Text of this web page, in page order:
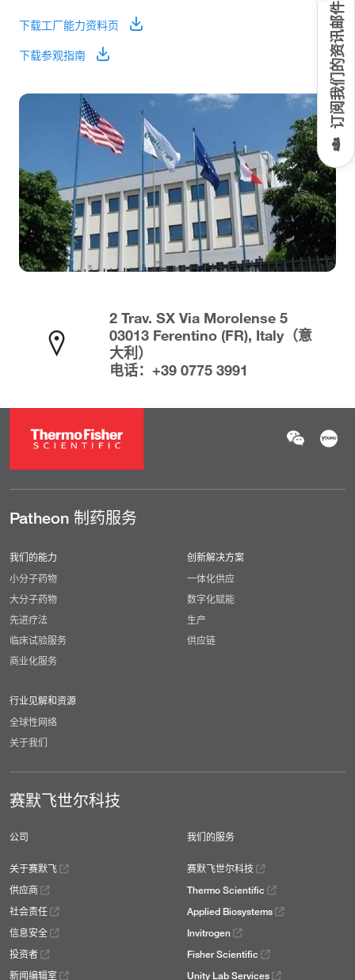
订阅我们的资讯邮件
下载工厂能力资料页
下载参观指南
2 Trav. SX Via Morolense 5
03013 Ferentino (FR), Italy（意
大利）
电话：+39 0775 3991
Patheon 制药服务
我们的能力
小分子药物
大分子药物
先进疗法
临床试验服务
商业化服务
创新解决方案
一体化供应
数字化赋能
生产
供应链
行业见解和资源
全球性网络
关于我们
赛默飞世尔科技
公司
关于赛默飞
供应商
社会责任
信息安全
投资者
新闻编辑室
我们的服务
赛默飞世尔科技
Thermo Scientific
Applied Biosystems
Invitrogen
Fisher Scientific
Unity Lab Services